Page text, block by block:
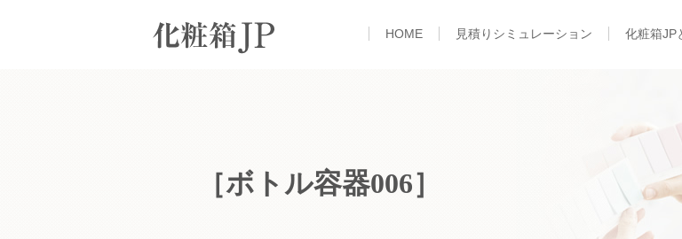
HOME 見積りシミュレーション 化粧箱JP
［ボトル容器006］